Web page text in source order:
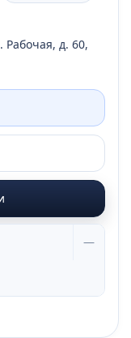
Рабочая, д. 60,
—